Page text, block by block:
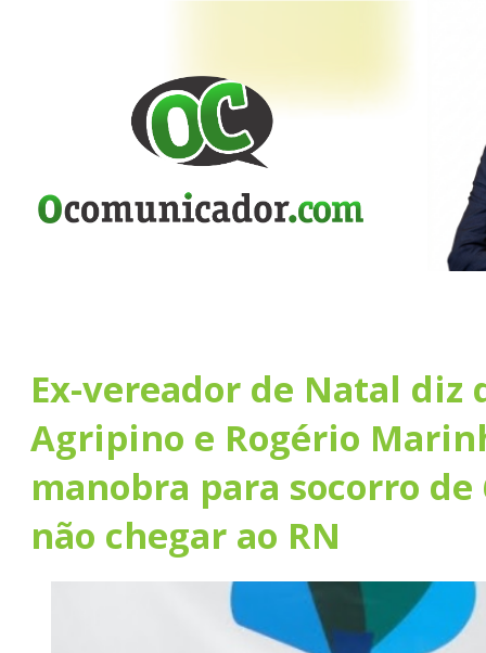
Ex-vereador de Natal diz
Agripino e Rogério
manobra para socorro
não chegar ao RN